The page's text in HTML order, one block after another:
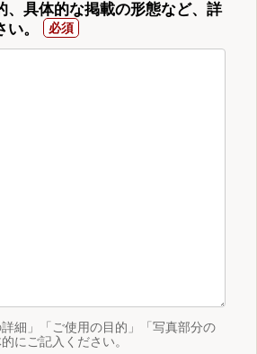
、具体的な掲載の形態など、詳
。
細」「ご使用の目的」「写真部分の
にご記入ください。